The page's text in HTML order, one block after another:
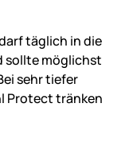
täglich in die
sollte möglichst
sehr tiefer
Protect tränken